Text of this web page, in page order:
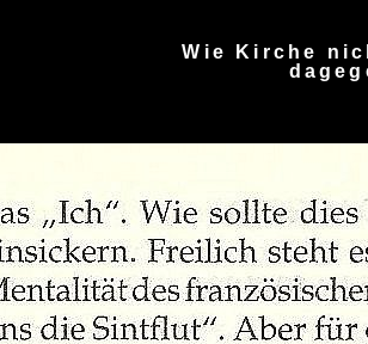
Wie Kirche